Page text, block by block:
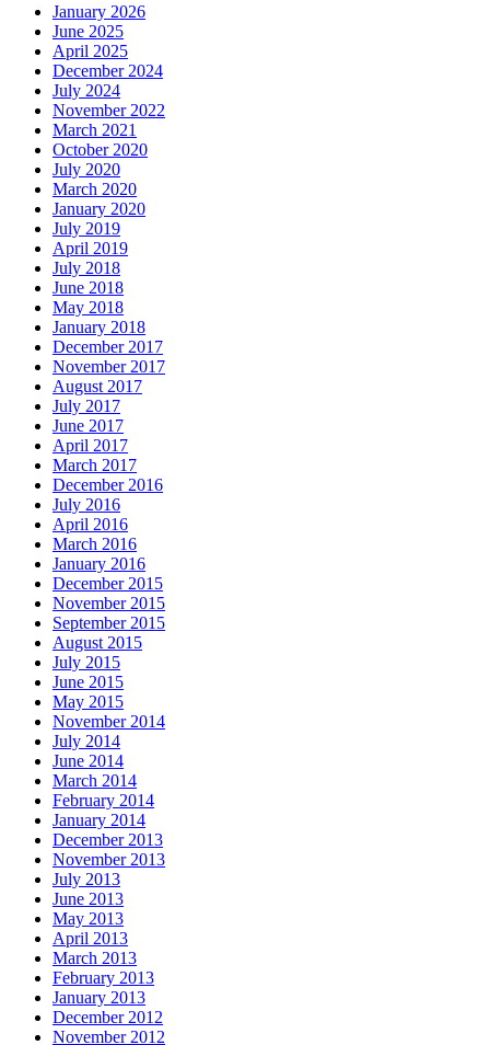
January 2026
June 2025
April 2025
December 2024
July 2024
November 2022
March 2021
October 2020
July 2020
March 2020
January 2020
July 2019
April 2019
July 2018
June 2018
May 2018
January 2018
December 2017
November 2017
August 2017
July 2017
June 2017
April 2017
March 2017
December 2016
July 2016
April 2016
March 2016
January 2016
December 2015
November 2015
September 2015
August 2015
July 2015
June 2015
May 2015
November 2014
July 2014
June 2014
March 2014
February 2014
January 2014
December 2013
November 2013
July 2013
June 2013
May 2013
April 2013
March 2013
February 2013
January 2013
December 2012
November 2012